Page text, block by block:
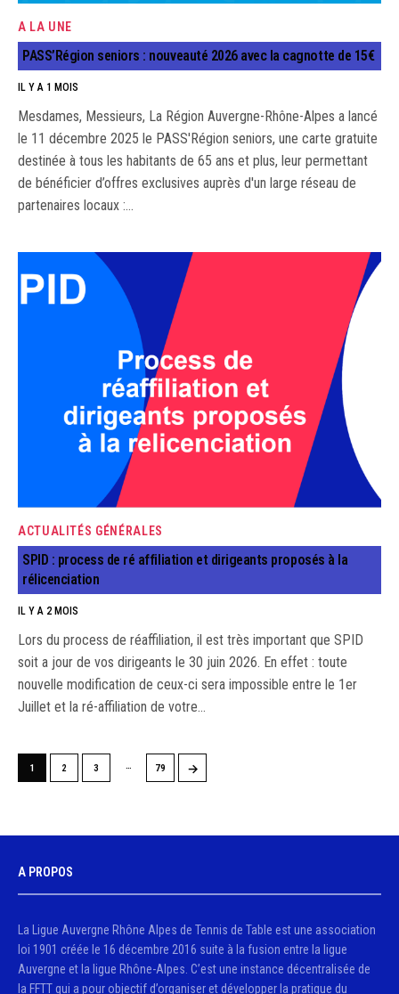
A LA UNE
PASS’Région seniors : nouveauté 2026 avec la cagnotte de 15€
IL Y A 1 MOIS
Mesdames, Messieurs, La Région Auvergne-Rhône-Alpes a lancé
le 11 décembre 2025 le PASS'Région seniors, une carte gratuite
destinée à tous les habitants de 65 ans et plus, leur permettant
de bénéficier d’offres exclusives auprès d'un large réseau de
partenaires locaux :…
ACTUALITÉS GÉNÉRALES
SPID : process de ré affiliation et dirigeants proposés à la
rélicenciation
IL Y A 2 MOIS
Lors du process de réaffiliation, il est très important que SPID
soit a jour de vos dirigeants le 30 juin 2026. En effet : toute
nouvelle modification de ceux-ci sera impossible entre le 1er
Juillet et la ré-affiliation de votre…
1 2 3 … 79 →
A PROPOS
La Ligue Auvergne Rhône Alpes de Tennis de Table est une association
loi 1901 créée le 16 décembre 2016 suite à la fusion entre la ligue
Auvergne et la ligue Rhône-Alpes. C’est une instance décentralisée de
la FFTT qui a pour objectif d’organiser et développer la pratique du